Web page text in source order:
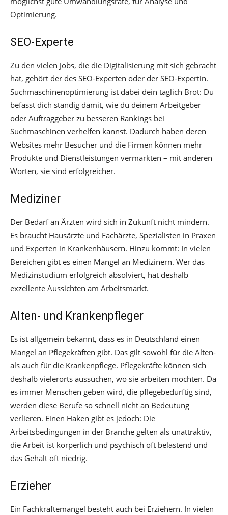
Optimierung.
SEO-Experte
Zu den vielen Jobs, die die Digitalisierung mit sich gebracht
hat, gehört der des SEO-Experten oder der SEO-Expertin.
Suchmaschinenoptimierung ist dabei dein täglich Brot: Du
befasst dich ständig damit, wie du deinem Arbeitgeber
oder Auftraggeber zu besseren Rankings bei
Suchmaschinen verhelfen kannst. Dadurch haben deren
Websites mehr Besucher und die Firmen können mehr
Produkte und Dienstleistungen vermarkten – mit anderen
Worten, sie sind erfolgreicher.
Mediziner
Der Bedarf an Ärzten wird sich in Zukunft nicht mindern.
Es braucht Hausärzte und Fachärzte, Spezialisten in Praxen
und Experten in Krankenhäusern. Hinzu kommt: In vielen
Bereichen gibt es einen Mangel an Medizinern. Wer das
Medizinstudium erfolgreich absolviert, hat deshalb
exzellente Aussichten am Arbeitsmarkt.
Alten- und Krankenpfleger
Es ist allgemein bekannt, dass es in Deutschland einen
Mangel an Pflegekräften gibt. Das gilt sowohl für die Alten-
als auch für die Krankenpflege. Pflegekräfte können sich
deshalb vielerorts aussuchen, wo sie arbeiten möchten. Da
es immer Menschen geben wird, die pflegebedürftig sind,
werden diese Berufe so schnell nicht an Bedeutung
verlieren. Einen Haken gibt es jedoch: Die
Arbeitsbedingungen in der Branche gelten als unattraktiv,
die Arbeit ist körperlich und psychisch oft belastend und
das Gehalt oft niedrig.
Erzieher
Ein Fachkräftemangel besteht auch bei Erziehern. In vielen